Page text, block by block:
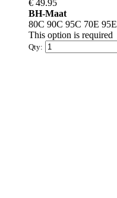
€ 49.95
BH-Maat
80C 90C 95C 70E 95E
This option is required
Qty: